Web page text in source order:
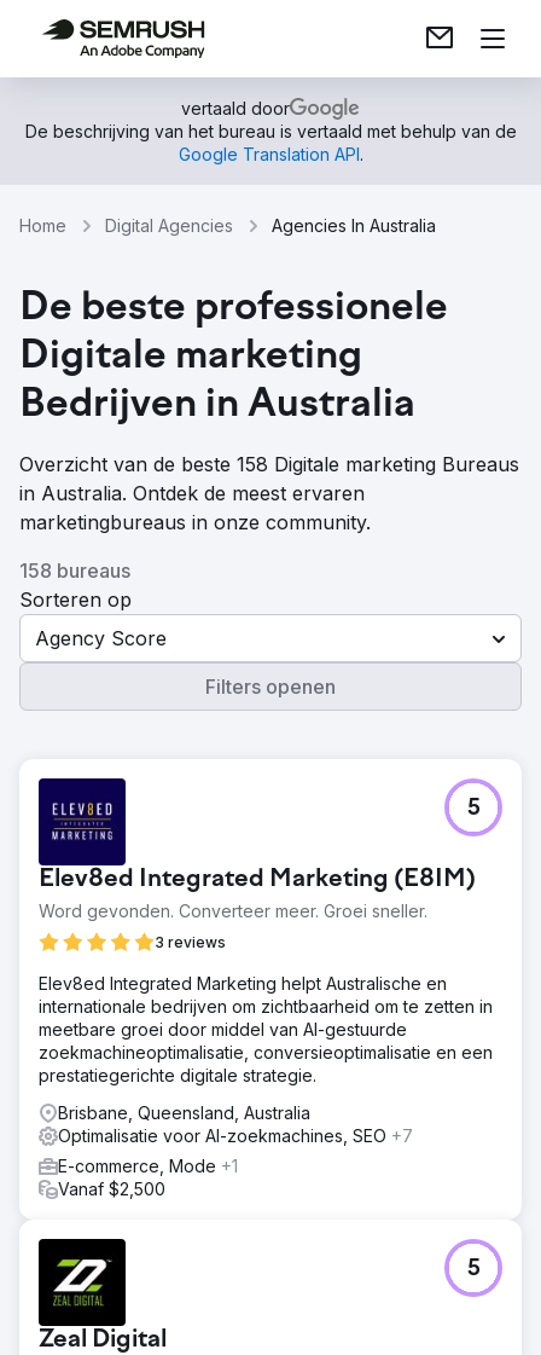
vertaald door
De beschrijving van het bureau is vertaald met behulp van de
Google Translation API.
Home Digital Agencies Agencies In Australia
De beste professionele
Digitale marketing
Bedrijven in Australia
Overzicht van de beste 158 Digitale marketing Bureaus
in Australia. Ontdek de meest ervaren
marketingbureaus in onze community.
158 bureaus
Sorteren op
Agency Score
Filters openen
Elev8ed Integrated Marketing (E8IM)
Word gevonden. Converteer meer. Groei sneller.
3 reviews
5
Elev8ed Integrated Marketing helpt Australische en
internationale bedrijven om zichtbaarheid om te zetten in
meetbare groei door middel van AI-gestuurde
zoekmachineoptimalisatie, conversieoptimalisatie en een
prestatiegerichte digitale strategie.
Brisbane, Queensland, Australia
Optimalisatie voor AI-zoekmachines, SEO +7
E-commerce, Mode +1
Vanaf $2,500
Zeal Digital
5